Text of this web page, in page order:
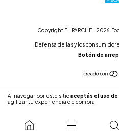
Al navegar por este sitioaceptás el uso
agilizar tu experiencia de compra.
Copyright EL PARCHE - 2026.
Defensa de las y los
Botón de